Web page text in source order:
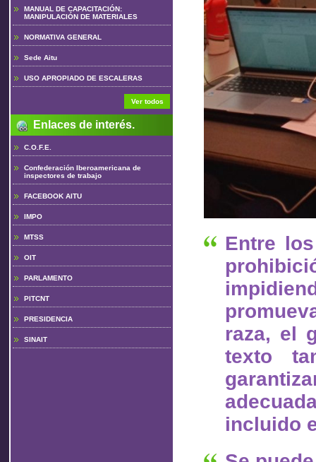
Entre
raza, el
texto
incluido
MANUAL DE CAPACITACIÓN:
MANIPULACIÓN DE MATERIALES
NORMATIVA GENERAL
Sede Aitu
USO APROPIADO DE ESCALERAS
Ver todos
Enlaces de interés.
C.O.F.E.
Confederación Iberoamericana de
inspectores de trabajo
FACEBOOK AITU
IMPO
MTSS
OIT
PARLAMENTO
PITCNT
PRESIDENCIA
SINAIT